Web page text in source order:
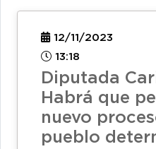
12/11/2023
13:18
Diputada
Habrá que
nuevo
pueblo